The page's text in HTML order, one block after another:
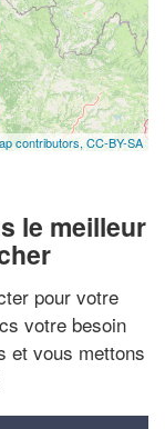
contributors, CC-BY-SA
le meilleur
pour votre
votre besoin
et vous mettons